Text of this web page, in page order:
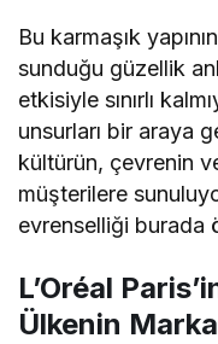
Bu karmaşık
sunduğu güzellik
etkisiyle sınırlı
unsurları bir araya
kültürün, çevrenin
müşterilere
evrenselliği burada
L’Oréal
Ülkenin